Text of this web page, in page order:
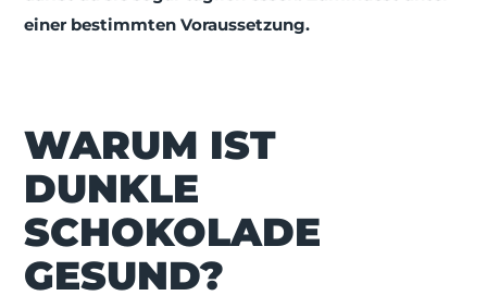
einer bestimmten Voraussetzung.
WARUM IST
DUNKLE
SCHOKOLADE
GESUND?